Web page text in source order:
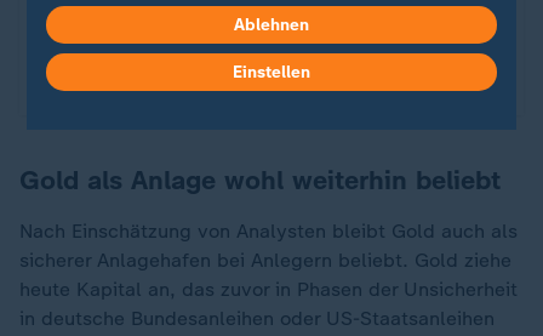
scheint? Und wie investiere ich richtig in das
Edelmetall?
von Richard Luttke
Gold als Anlage wohl weiterhin beliebt
Nach Einschätzung von Analysten bleibt Gold auch als
sicherer Anlagehafen bei Anlegern beliebt. Gold ziehe
heute Kapital an, das zuvor in Phasen der Unsicherheit
in deutsche Bundesanleihen oder US-Staatsanleihen
Ablehnen
Einstellen